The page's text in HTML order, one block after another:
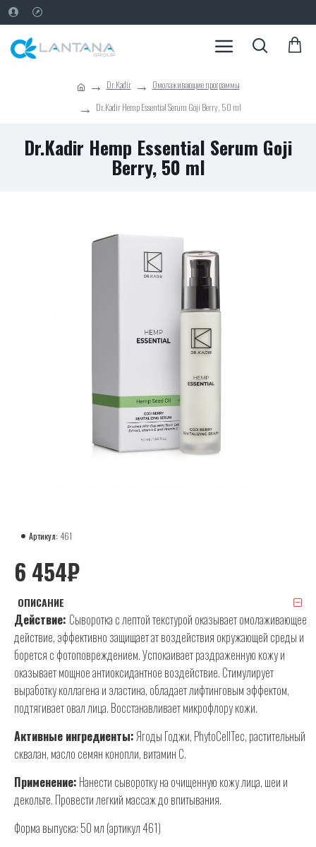
Dr.Kadir
Омолаживающие программы
Dr.Kadir Hemp Essential Serum Goji Berry, 50 ml
Dr.Kadir Hemp Essential Serum Goji
Berry, 50 ml
Артикул: 461
6 454₽
ОПИСАНИЕ
Действие: Сыворотка с лептой текстурой оказывает омолаживающее
действие, эффективно защищает ат воздействия окружающей среды и
борется с фотоповреждением. Успокаивает раздраженную кожу и
оказывает мощное антиоксидантное воздействие. Стимулирует
выработку коллагена и эластина, обладает лифтинговым эффектом,
подтягивает овал лица. Восстанавливает микрофлору кожи.
Активные ингредиенты:Ягоды Годжи, PhytoCellTec, растительный
сквалан, масло семян конопли, витамин С.
Применение: Нанести сыворотку на очищенную кожу лица, шеи и
декольте. Провести легкий массаж до впитывания.
Форма выпуска: 50 мл (артикул 461)